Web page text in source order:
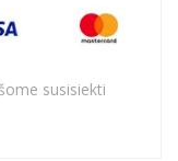
susisiekti